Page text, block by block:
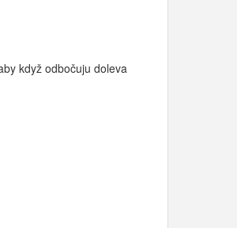
když odbočuju doleva